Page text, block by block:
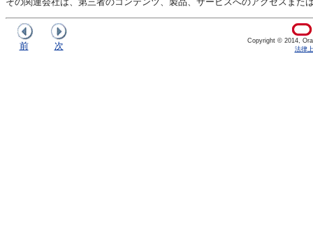
前 次
Copyright © 2014,
法律